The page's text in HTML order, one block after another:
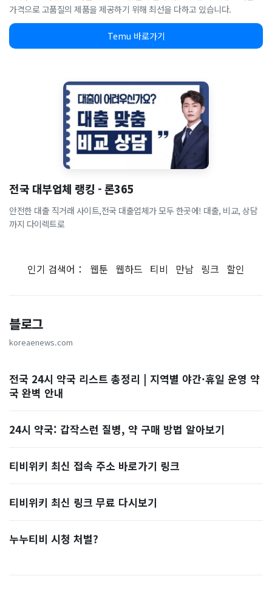
가격으로 고품질의 제품을 제공하기 위해 최선을 다하고 있습니다.
Temu 바로가기
전국 대부업체 랭킹 - 론365
안전한 대출 직거래 사이트,전국 대출업체가 모두 한곳에! 대출, 비교, 상담
까지 다이렉트로
인기 검색어： 웹툰 웹하드 티비 만남 링크 할인
블로그
koreaenews.com
전국 24시 약국 리스트 총정리 | 지역별 야간·휴일 운영 약
국 완벽 안내
24시 약국: 갑작스런 질병, 약 구매 방법 알아보기
티비위키 최신 접속 주소 바로가기 링크
티비위키 최신 링크 무료 다시보기
누누티비 시청 처벌?